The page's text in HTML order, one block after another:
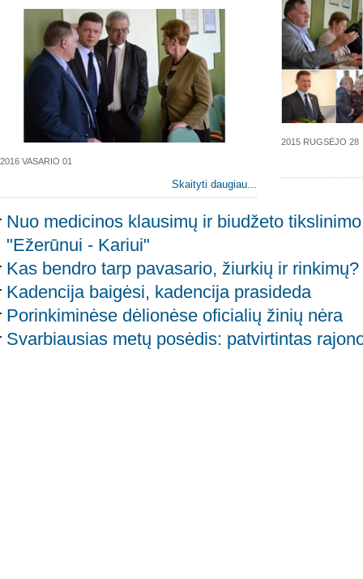
2016 VASARIO 01
Skaityti daugiau...
2015 RUGSĖJO 28
Nuo medicinos klausimų ir biudžeto
"Ežerūnui - Kariui"
Kas bendro tarp pavasario, žiurkių ir
Kadencija baigėsi, kadencija prasideda
Porinkiminėse dėlionėse oficialių žinių nėra
Svarbiausias metų posėdis: patvirtintas